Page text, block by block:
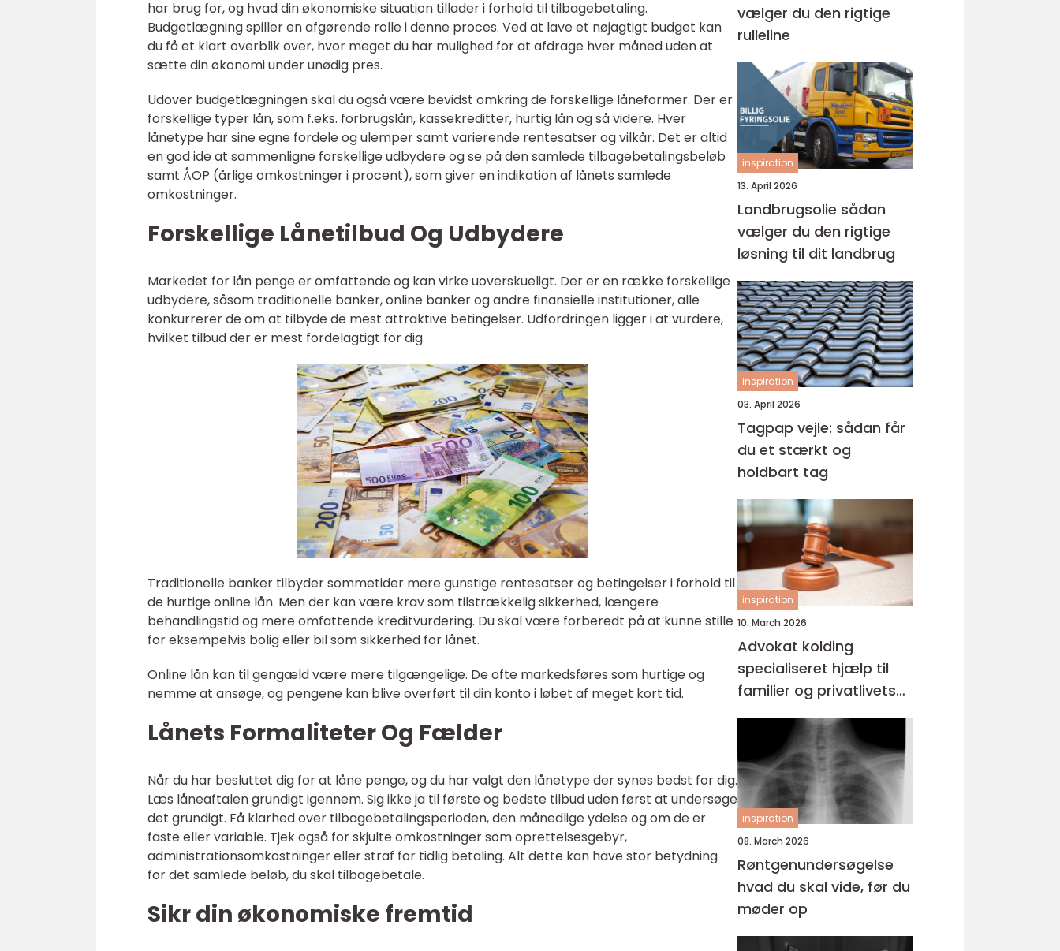
har brug for, og hvad din økonomiske situation tillader i forhold til tilbagebetaling.
Budgetlægning spiller en afgørende rolle i denne proces. Ved at lave et nøjagtigt budget kan
du få et klart overblik over, hvor meget du har mulighed for at afdrage hver måned uden at
sætte din økonomi under unødig pres.
Udover budgetlægningen skal du også være bevidst omkring de forskellige låneformer. Der er
forskellige typer lån, som f.eks. forbrugslån, kassekreditter, hurtig lån og så videre. Hver
lånetype har sine egne fordele og ulemper samt varierende rentesatser og vilkår. Det er altid
en god ide at sammenligne forskellige udbydere og se på den samlede tilbagebetalingsbeløb
samt ÅOP (årlige omkostninger i procent), som giver en indikation af lånets samlede
omkostninger.
Forskellige Lånetilbud Og Udbydere
Markedet for lån penge er omfattende og kan virke uoverskueligt. Der er en række forskellige
udbydere, såsom traditionelle banker, online banker og andre finansielle institutioner, alle
konkurrerer de om at tilbyde de mest attraktive betingelser. Udfordringen ligger i at vurdere,
hvilket tilbud der er mest fordelagtigt for dig.
Traditionelle banker tilbyder sommetider mere gunstige rentesatser og betingelser i forhold til
de hurtige online lån. Men der kan være krav som tilstrækkelig sikkerhed, længere
behandlingstid og mere omfattende kreditvurdering. Du skal være forberedt på at kunne stille
for eksempelvis bolig eller bil som sikkerhed for lånet.
Online lån kan til gengæld være mere tilgængelige. De ofte markedsføres som hurtige og
nemme at ansøge, og pengene kan blive overført til din konto i løbet af meget kort tid.
Lånets Formaliteter Og Fælder
Når du har besluttet dig for at låne penge, og du har valgt den lånetype der synes bedst for dig.
Læs låneaftalen grundigt igennem. Sig ikke ja til første og bedste tilbud uden først at undersøge
det grundigt. Få klarhed over tilbagebetalingsperioden, den månedlige ydelse og om de er
faste eller variable. Tjek også for skjulte omkostninger som oprettelsesgebyr,
administrationsomkostninger eller straf for tidlig betaling. Alt dette kan have stor betydning
for det samlede beløb, du skal tilbagebetale.
Sikr din økonomiske fremtid
vælger du den rigtige
rulleline
inspiration
13. April 2026
Landbrugsolie sådan
vælger du den rigtige
løsning til dit landbrug
inspiration
03. April 2026
Tagpap vejle: sådan får
du et stærkt og
holdbart tag
inspiration
10. March 2026
Advokat kolding
specialiseret hjælp til
familier og privatlivets
jura
inspiration
08. March 2026
Røntgenundersøgelse
hvad du skal vide, før du
møder op